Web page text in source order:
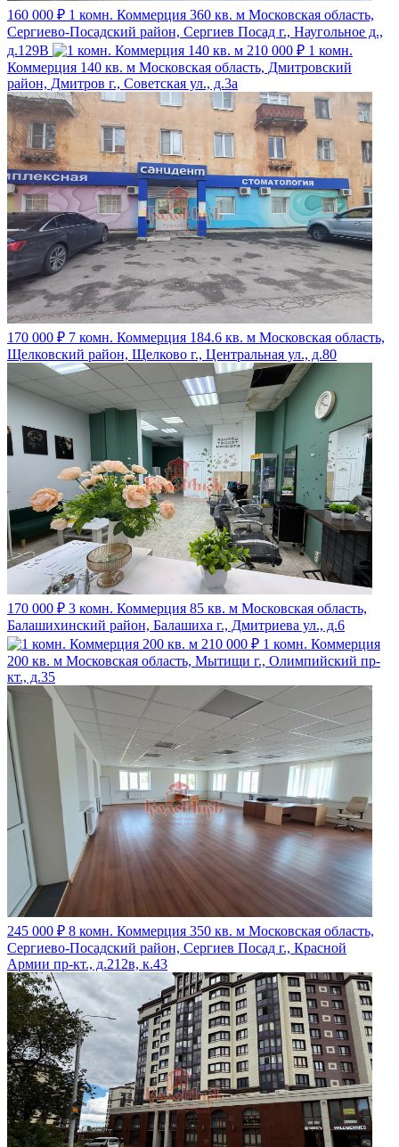
160 000 ₽ 1 комн. Коммерция 360 кв. м Московская область,
Сергиево-Посадский район, Сергиев Посад г., Наугольное д.,
д.129В
210 000 ₽ 1 комн.
Коммерция 140 кв. м Московская область, Дмитровский
район, Дмитров г., Советская ул., д.3а
170 000 ₽ 7 комн. Коммерция 184.6 кв. м Московская область,
Щелковский район, Щелково г., Центральная ул., д.80
170 000 ₽ 3 комн. Коммерция 85 кв. м Московская область,
Балашихинский район, Балашиха г., Дмитриева ул., д.6
210 000 ₽ 1 комн. Коммерция
200 кв. м Московская область, Мытищи г., Олимпийский пр-
кт., д.35
245 000 ₽ 8 комн. Коммерция 350 кв. м Московская область,
Сергиево-Посадский район, Сергиев Посад г., Красной
Армии пр-кт., д.212в, к.43